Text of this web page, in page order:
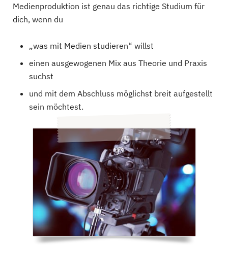
Hochschule Flensburg
Hochschule Furtwangen
Design Interaktiver Medien, Medieninformatik,...
Media University of Applied
Sciences
Artificial Intelligence and Societies (EN),...
14 Studiengänge
Sigmund Freud Privatuniversität Berlin
Medien und Digitaljournalismus
Medienproduktion ist genau das richtige Studium für
dich, wenn du
„was mit Medien studieren“ willst
einen ausgewogenen Mix aus Theorie und Praxis
suchst
und mit dem Abschluss möglichst breit aufgestellt
sein möchtest.